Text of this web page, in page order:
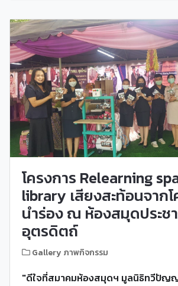
โครงการ Relearning
library เสียงสะท้อนจาก
นำร่อง ณ ห้องสมุดประช
อุตรดิตถ์
Gallery ภาพกิจกรรม
"ดีใจที่สมาคมห้องสมุดฯ มูลนิธิทวีปัญ